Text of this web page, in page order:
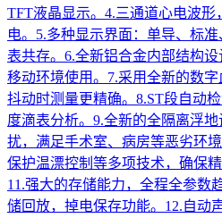
TFT液晶显示。4.三通道心电波
电。5.多种显示界面：单导、标
表共存。6.全新铝合金内部结构
移动环境使用。7.采用全新的数
抖动时测量更精确。8.ST段自动
度滴表分析。9.全新的全隔离浮
扰，满足手术室、病房等恶劣环
保护温漂控制等多项技术，确保
11.强大的存储能力，全程全参数
储回放，掉电保存功能。12.自动